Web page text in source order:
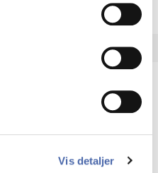
Vis detaljer
og informations­
og udfordringer inden